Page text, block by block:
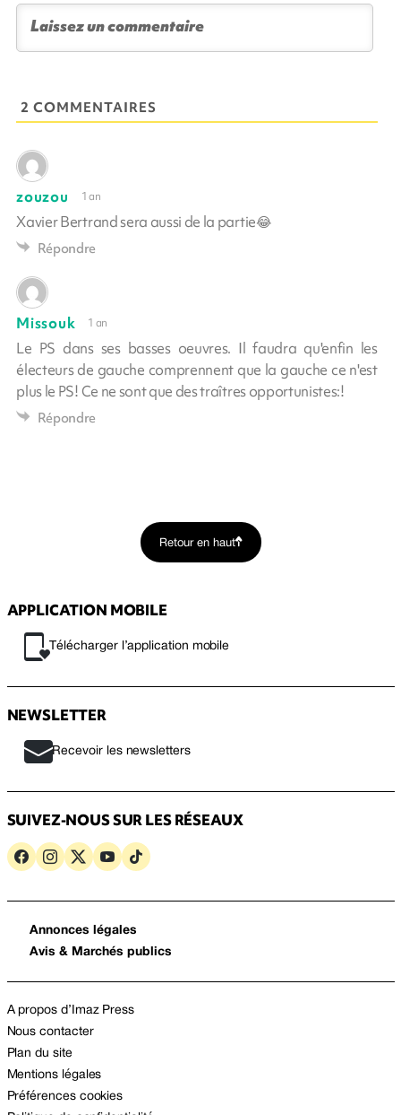
2 COMMENTAIRES
zouzou 1 an
Xavier Bertrand sera aussi de la partie😂
Répondre
Missouk 1 an
Le PS dans ses basses oeuvres. Il faudra qu'enfin les
électeurs de gauche comprennent que la gauche ce n'est
plus le PS! Ce ne sont que des traîtres opportunistes:!
Répondre
Retour en haut
APPLICATION MOBILE
Télécharger l’application mobile
NEWSLETTER
Recevoir les newsletters
SUIVEZ-NOUS SUR LES RÉSEAUX
Annonces légales
Avis & Marchés publics
A propos d’Imaz Press
Nous contacter
Plan du site
Mentions légales
Préférences cookies